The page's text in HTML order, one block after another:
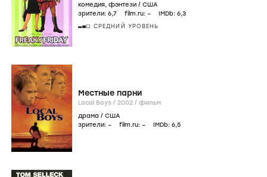
комедия, фэнтези / США
зрители: 6,7 film.ru: – IMDb: 6,3
СРЕДНИЙ УРОВЕНЬ
Местные парни
Local Boys / 2002 / фильм
драма / США
зрители: – film.ru: – IMDb: 6,5